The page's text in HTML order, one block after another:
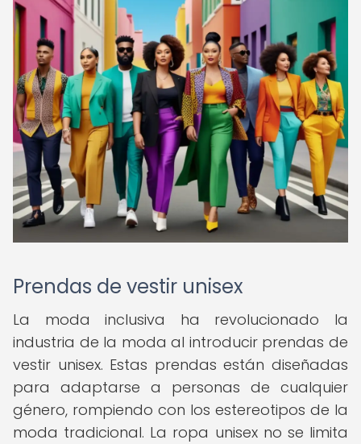
Prendas de vestir unisex
La moda inclusiva ha revolucionado la
industria de la moda al introducir prendas de
vestir unisex. Estas prendas están diseñadas
para adaptarse a personas de cualquier
género, rompiendo con los estereotipos de la
moda tradicional. La ropa unisex no se limita